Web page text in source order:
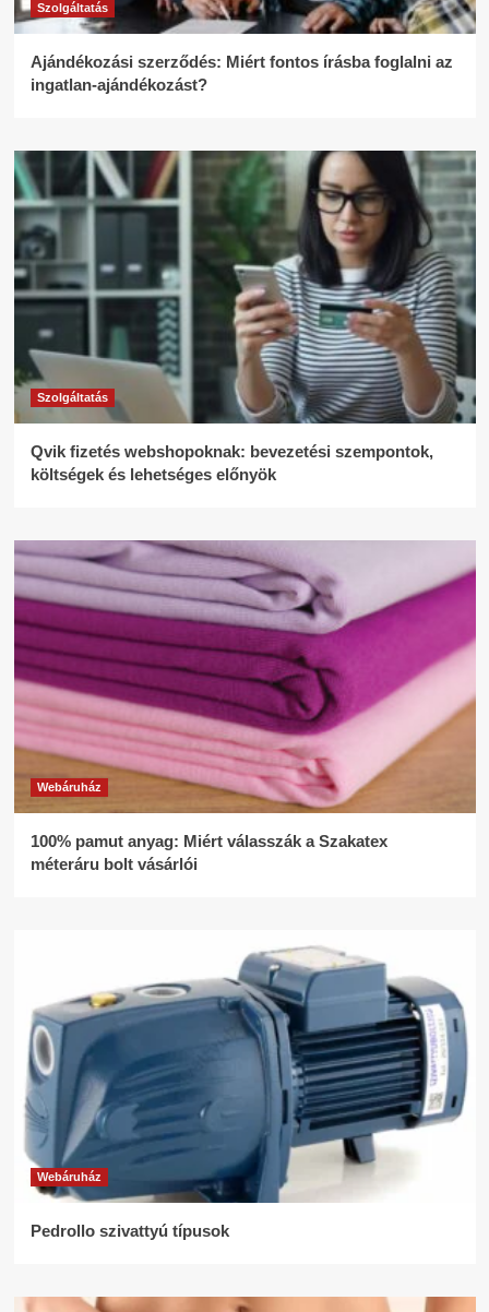
Szolgáltatás
Ajándékozási szerződés: Miért fontos írásba foglalni az
ingatlan-ajándékozást?
Szolgáltatás
Qvik fizetés webshopoknak: bevezetési szempontok,
költségek és lehetséges előnyök
Webáruház
100% pamut anyag: Miért válasszák a Szakatex
méteráru bolt vásárlói
Webáruház
Pedrollo szivattyú típusok